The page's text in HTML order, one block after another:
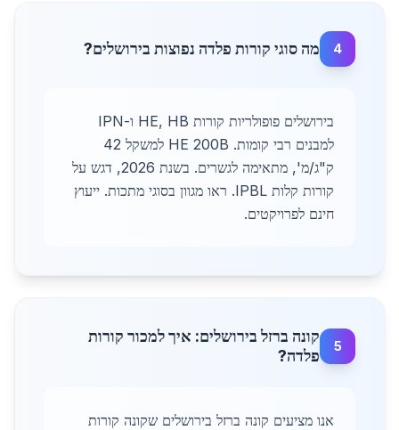
4 מה סוגי קורות פלדה נפוצות בירושלים?
בירושלים פופולריות קורות HE, HB ו-IPN
למבנים רבי קומות. HE 200B למשקל 42
ק"ג/מ', מתאימה לגשרים. בשנת 2026, דגש על
קורות קלות IPBL. ראו מגוון בסוגי מתכות. ייעוץ
חינם לפרויקטים.
5
קונה ברזל בירושלים: איך למכור קורות
פלדה?
אנו מציעים קונה ברזל בירושלים שקונה קורות